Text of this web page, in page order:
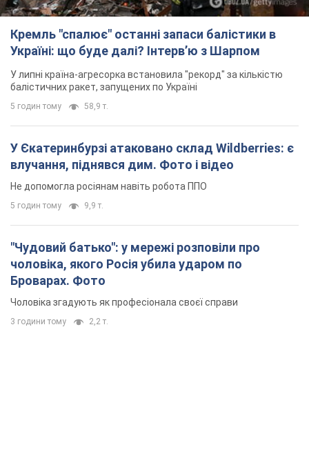
5 годин тому 9,9 т.
"Чудовий батько": у мережі розповіли про
чоловіка, якого Росія убила ударом по
Броварах. Фото
Чоловіка згадують як професіонала своєї справи
3 години тому 2,2 т.